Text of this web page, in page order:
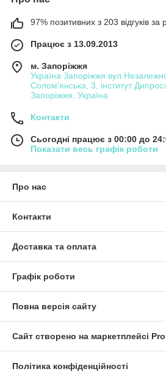
97% позитивних з 203 відгуків за
Працює з 13.09.2013
м. Запоріжжя
Україна Запоріжжя
Солом'янська, 3, інститут
Запоріжжя, Україна
Контакти
Сьогодні працює з 00:00 до
Показати весь графік роботи
Про нас
Контакти
Доставка та оплата
Графік роботи
Повна версія сайту
Сайт створено на маркетплейсі
Політика конфіденційності